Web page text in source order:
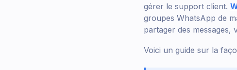
gérer le support client.
groupes WhatsApp de
partager des messages,
Voici un guide sur la